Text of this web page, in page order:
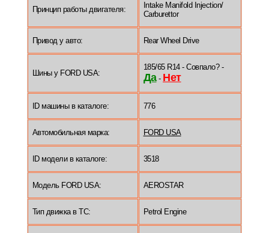
Принцип работы двигателя:
Intake Manifold Injection/
Carburettor
Привод у авто: Rear Wheel Drive
Шины у FORD USA:
185/65 R14 - Совпало? -
Да- Нет
ID машины в каталоге: 776
Автомобильная марка: FORD USA
ID модели в каталоге: 3518
Модель FORD USA: AEROSTAR
Тип движка в ТС: Petrol Engine